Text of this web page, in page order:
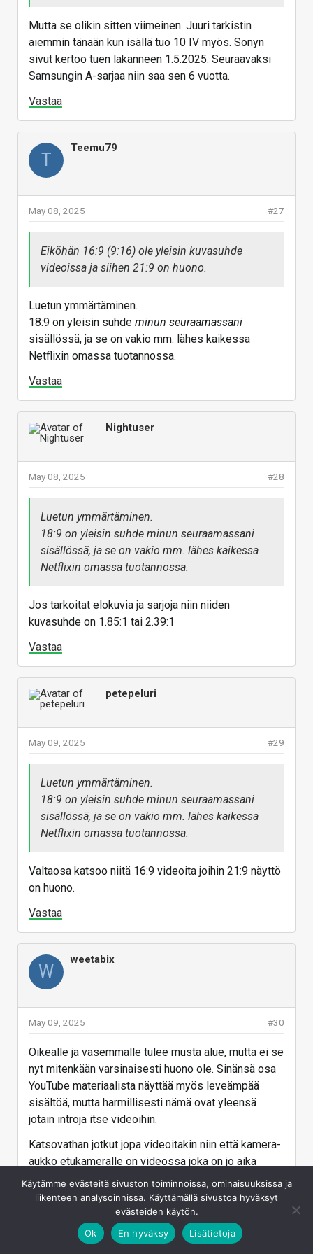
sijaan vain 399 € v. 2023.
Mutta se olikin sitten viimeinen. Juuri tarkistin
aiemmin tänään kun isällä tuo 10 IV myös. Sonyn
sivut kertoo tuen lakanneen 1.5.2025. Seuraavaksi
Samsungin A-sarjaa niin saa sen 6 vuotta.
Vastaa
T
Teemu79
#27
May 08, 2025
Eiköhän 16:9 (9:16) ole yleisin kuvasuhde
videoissa ja siihen 21:9 on huono.
Luetun ymmärtäminen.
18:9 on yleisin suhde minun seuraamassani
sisällössä, ja se on vakio mm. lähes kaikessa
Netflixin omassa tuotannossa.
Vastaa
Nightuser
#28
May 08, 2025
Luetun ymmärtäminen.
18:9 on yleisin suhde minun seuraamassani
sisällössä, ja se on vakio mm. lähes kaikessa
Netflixin omassa tuotannossa.
Jos tarkoitat elokuvia ja sarjoja niin niiden
kuvasuhde on 1.85:1 tai 2.39:1
Vastaa
petepeluri
#29
May 09, 2025
Luetun ymmärtäminen.
18:9 on yleisin suhde minun seuraamassani
sisällössä, ja se on vakio mm. lähes kaikessa
Netflixin omassa tuotannossa.
Valtaosa katsoo niitä 16:9 videoita joihin 21:9 näyttö
on huono.
Vastaa
W
weetabix
#30
May 09, 2025
Oikealle ja vasemmalle tulee musta alue, mutta ei se
nyt mitenkään varsinaisesti huono ole. Sinänsä osa
YouTube materiaalista näyttää myös leveämpää
sisältöä, mutta harmillisesti nämä ovat yleensä
jotain introja itse videoihin.
Katsovathan jotkut jopa videoitakin niin että kamera-
aukko etukameralle on videossa joka on jo aika
omituista.
Vastaa
Käytämme evästeitä sivuston toiminnoissa, ominaisuuksissa ja
liikenteen analysoinnissa. Käyttämällä sivustoa hyväksyt
evästeiden käytön.
Ok
En hyväksy Lisätietoja